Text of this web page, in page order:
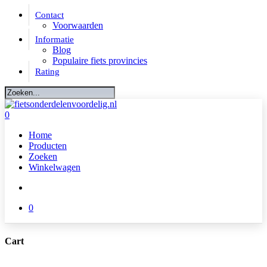
Skip
Contact
Voorwaarden
Informatie
Blog
Populaire fiets provincies
Rating
Close
Search
account
0
Home
Producten
Zoeken
Winkelwagen
0
Cart